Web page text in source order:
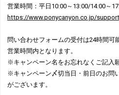
営業時間：平日10:00～13:00/14:00～
https://www.ponycanyon.co.jp/
問い合わせフォームの受付は24時間可
営業時間内となります。
※キャンペーン名をお忘れなくご記入
※キャンペーン〆切当日・前日のお問
がございます。